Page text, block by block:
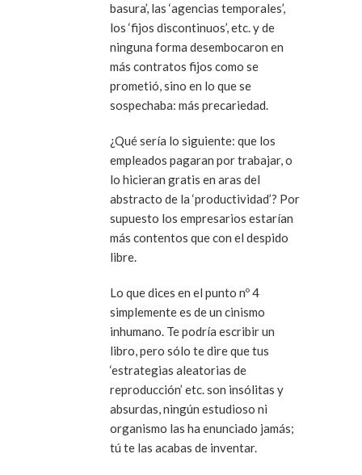
basura’, las ‘agencias temporales’,
los ‘fijos discontinuos’, etc. y de
ninguna forma desembocaron en
más contratos fijos como se
prometió, sino en lo que se
sospechaba: más precariedad.
¿Qué sería lo siguiente: que los
empleados pagaran por trabajar, o
lo hicieran gratis en aras del
abstracto de la ‘productividad’? Por
supuesto los empresarios estarían
más contentos que con el despido
libre.
Lo que dices en el punto nº 4
simplemente es de un cinismo
inhumano. Te podría escribir un
libro, pero sólo te dire que tus
‘estrategias aleatorias de
reproducción’ etc. son insólitas y
absurdas, ningún estudioso ni
organismo las ha enunciado jamás;
tú te las acabas de inventar.